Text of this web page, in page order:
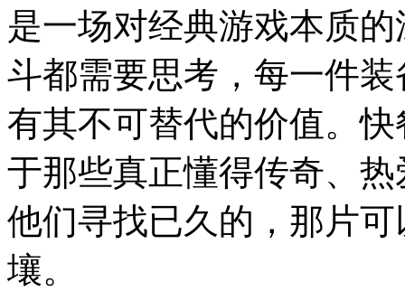
是一场对经典游戏本质
斗都需要思考，每一件
有其不可替代的价值。
于那些真正懂得传奇、
他们寻找已久的，那片
壤。